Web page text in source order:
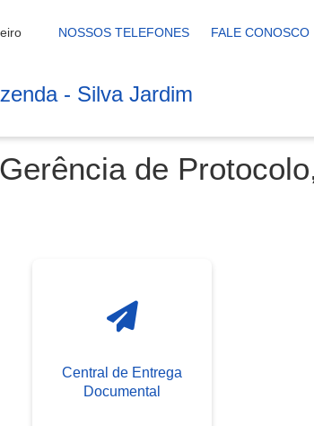
NOSSOS TELEFONES FALE CONOSCO
- Silva Jardim
Gerência de
Central de Entrega
Documental